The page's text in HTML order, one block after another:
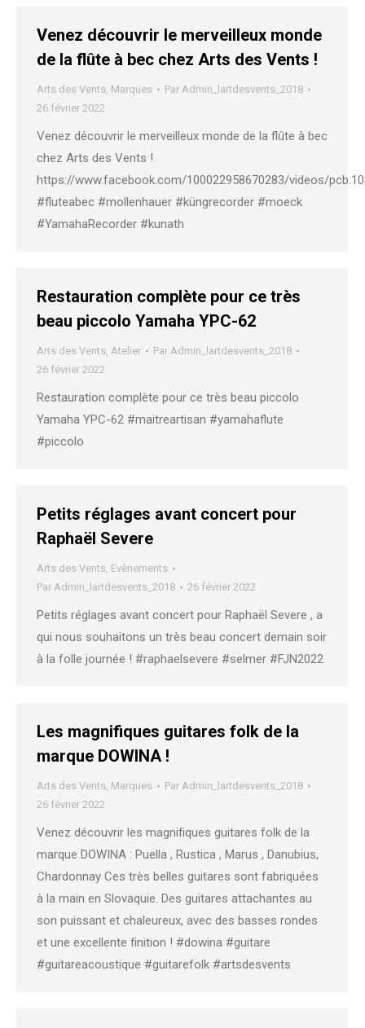
Venez découvrir le merveilleux monde
de la flûte à bec chez Arts des Vents !
Arts des Vents, Marques Par Admin_lartdesvents_2018
26 février 2022
Venez découvrir le merveilleux monde de la flûte à bec
chez Arts des Vents !
https://www.facebook.com/100022958670283/videos/
#fluteabec #mollenhauer #küngrecorder #moeck
#YamahaRecorder #kunath
Restauration complète pour ce très
beau piccolo Yamaha YPC-62
Arts des Vents, Atelier Par Admin_lartdesvents_2018
26 février 2022
Restauration complète pour ce très beau piccolo
Yamaha YPC-62 #maitreartisan #yamahaflute
#piccolo
Petits réglages avant concert pour
Raphaël Severe
Arts des Vents, Evènements
Par Admin_lartdesvents_2018 26 février 2022
Petits réglages avant concert pour Raphaël Severe , a
qui nous souhaitons un très beau concert demain soir
à la folle journée ! #raphaelsevere #selmer #FJN2022
Les magnifiques guitares folk de la
marque DOWINA !
Arts des Vents, Marques Par Admin_lartdesvents_2018
26 février 2022
Venez découvrir les magnifiques guitares folk de la
marque DOWINA : Puella , Rustica , Marus , Danubius,
Chardonnay Ces très belles guitares sont fabriquées
à la main en Slovaquie. Des guitares attachantes au
son puissant et chaleureux, avec des basses rondes
et une excellente finition ! #dowina #guitare
#guitareacoustique #guitarefolk #artsdesvents